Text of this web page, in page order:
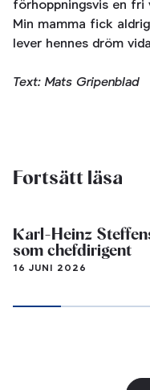
förhoppningsvis en fri
Min mamma fick
lever hennes dröm
Text: Mats Gripenblad
Fortsätt läsa
Karl-Heinz
som chefdirigent
16 JUNI 2026